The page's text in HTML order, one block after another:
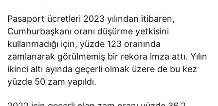
Pasaport ücretleri 2023 yılından itibaren,
Cumhurbaşkanı oranı düşürme yetkisini
kullanmadığı için, yüzde 123 oranında
zamlanarak görülmemiş bir rekora imza attı. Yılın
ikinci altı ayında geçerli olmak üzere de bu kez
yüzde 50 zam yapıldı.